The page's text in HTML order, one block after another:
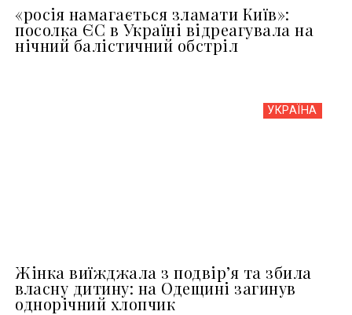
«росія намагається зламати Київ»:
посолка ЄС в Україні відреагувала на
нічний балістичний обстріл
УКРАЇНА
Жінка виїжджала з подвір’я та збила
власну дитину: на Одещині загинув
однорічний хлопчик